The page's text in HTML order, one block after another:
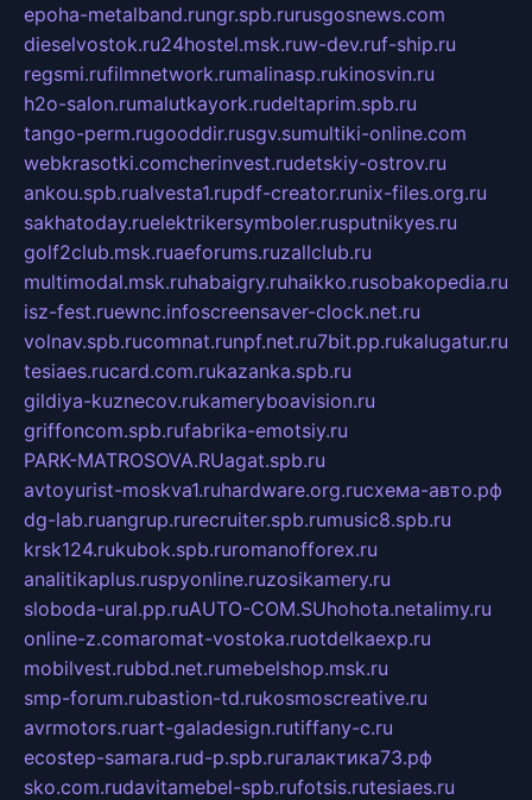
epoha-metalband.rungr.spb.rurusgosnews.com
dieselvostok.ru24hostel.msk.ruw-dev.ruf-ship.ru
regsmi.rufilmnetwork.rumalinasp.rukinosvin.ru
h2o-salon.rumalutkayork.rudeltaprim.spb.ru
tango-perm.rugooddir.rusgv.sumultiki-online.com
webkrasotki.comcherinvest.rudetskiy-ostrov.ru
ankou.spb.rualvesta1.rupdf-creator.runix-files.org.ru
sakhatoday.ruelektrikersymboler.rusputnikyes.ru
golf2club.msk.ruaeforums.ruzallclub.ru
multimodal.msk.ruhabaigry.ruhaikko.rusobakopedia.ru
isz-fest.ruewnc.infoscreensaver-clock.net.ru
volnav.spb.rucomnat.runpf.net.ru7bit.pp.rukalugatur.ru
tesiaes.rucard.com.rukazanka.spb.ru
gildiya-kuznecov.rukameryboavision.ru
griffoncom.spb.rufabrika-emotsiy.ru
PARK-MATROSOVA.RUagat.spb.ru
avtoyurist-moskva1.ruhardware.org.ruсхема-авто.рф
dg-lab.ruangrup.rurecruiter.spb.rumusic8.spb.ru
krsk124.rukubok.spb.ruromanofforex.ru
analitikaplus.ruspyonline.ruzosikamery.ru
sloboda-ural.pp.ruAUTO-COM.SUhohota.netalimy.ru
online-z.comaromat-vostoka.ruotdelkaexp.ru
mobilvest.rubbd.net.rumebelshop.msk.ru
smp-forum.rubastion-td.rukosmoscreative.ru
avrmotors.ruart-galadesign.rutiffany-c.ru
ecostep-samara.rud-p.spb.ruгалактика73.рф
sko.com.rudavitamebel-spb.rufotsis.rutesiaes.ru